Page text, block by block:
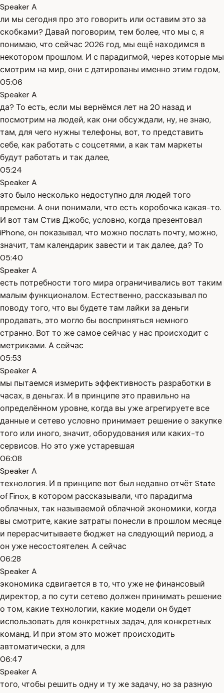
Speaker A
ли мы сегодня про это говорить или оставим это за
скобками? Давай поговорим, тем более, что мы с, я
понимаю, что сейчас 2026 год, мы ещё находимся в
некотором прошлом. И с парадигмой, через которые мы
смотрим на мир, они с датированы именно этим годом,
05:06
Speaker A
да? То есть, если мы вернёмся лет на 20 назад и
посмотрим на людей, как они обсуждали, ну, не знаю,
там, для чего нужны телефоны, вот, то представить
себе, как работать с соцсетями, а как там маркеты
будут работать и так далее,
05:24
Speaker A
это было несколько недоступно для людей того
времени. А они понимали, что есть коробочка какая-то.
И вот там Стив Джобс, условно, когда презентовал
iPhone, он показывал, что можно послать почту, можно,
значит, там календарик завести и так далее, да? То
05:40
Speaker A
есть потребности того мира ограничивались вот таким
малым функционалом. Естественно, рассказывал по
поводу того, что вы будете там лайки за деньги
продавать, это могло бы восприняться немного
странно. Вот то же самое сейчас у нас происходит с
метриками. А сейчас
05:53
Speaker A
мы пытаемся измерить эффективность разработки в
часах, в деньгах. И в принципе это правильно на
определённом уровне, когда вы уже агрегируете все
данные и сетево условно принимает решение о закупке
того или иного, значит, оборудования или каких-то
сервисов. Но это уже устаревшая
06:08
Speaker A
технология. И в принципе вот был недавно отчёт State
of Finox, в котором рассказывали, что парадигма
облачных, так называемой облачной экономики, когда
вы смотрите, какие затраты понесли в прошлом месяце
и перерасчитываете бюджет на следующий период, а
он уже несостоятелен. А сейчас
06:28
Speaker A
экономика сдвигается в то, что уже не финансовый
директор, а по сути сетево должен принимать решение
о том, какие технологии, какие модели он будет
использовать для конкретных задач, для конкретных
команд. И при этом это может происходить
автоматически, а для
06:47
Speaker A
того, чтобы решить одну и ту же задачу, но за разную